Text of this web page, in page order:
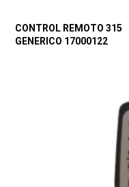
CONTROL REMOTO 315
GENERICO 17000122